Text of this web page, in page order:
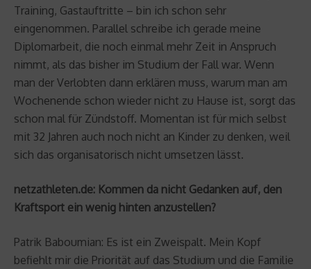
Training, Gastauftritte – bin ich schon sehr
eingenommen. Parallel schreibe ich gerade meine
Diplomarbeit, die noch einmal mehr Zeit in Anspruch
nimmt, als das bisher im Studium der Fall war. Wenn
man der Verlobten dann erklären muss, warum man am
Wochenende schon wieder nicht zu Hause ist, sorgt das
schon mal für Zündstoff. Momentan ist für mich selbst
mit 32 Jahren auch noch nicht an Kinder zu denken, weil
sich das organisatorisch nicht umsetzen lässt.
netzathleten.de: Kommen da nicht Gedanken auf, den
Kraftsport ein wenig hinten anzustellen?
Patrik Baboumian: Es ist ein Zweispalt. Mein Kopf
befiehlt mir die Priorität auf das Studium und die Familie